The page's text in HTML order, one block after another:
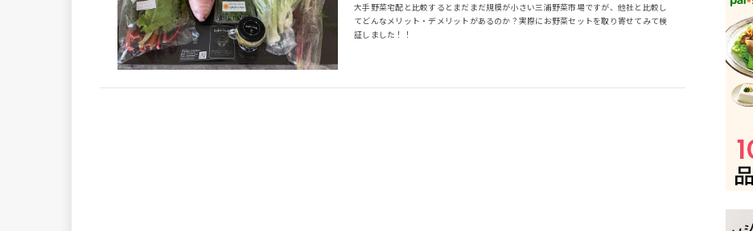
大手野菜宅配と比較するとまだまだ規模が小さい三浦野菜市場ですが、他社と比較し
てどんなメリット・デメリットがあるのか？実際にお野菜セットを取り寄せてみて検
証しました！！